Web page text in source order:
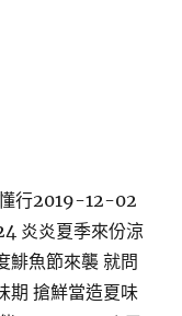
行2019-12-02
炎炎夏季來份涼
魚節來襲 就問
期 搶鮮當造夏味